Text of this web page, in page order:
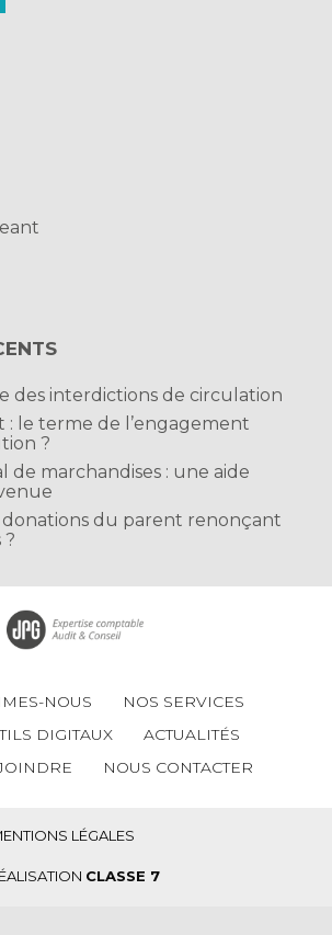
des interdictions de circulation
: le terme de l’engagement
?
de marchandises : une aide
donations du parent renonçant
NOUS
NOS SERVICES
DIGITAUX
ACTUALITÉS
NOUS CONTACTER
LÉGALES
CLASSE 7